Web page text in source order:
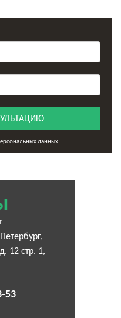
данных
12 стр. 1,
53